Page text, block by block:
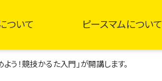
ついて ピースマムについて
う！競技かるた入門」が開講します。